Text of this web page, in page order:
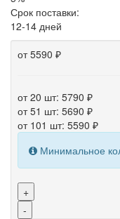
Срок поставки:
12-14 дней
от 5590 ₽
от 20 шт: 5790 ₽
от 51 шт: 5690 ₽
от 101 шт: 5590 ₽
Минимальное
+
-